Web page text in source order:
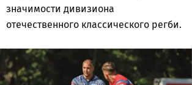
значимости дивизиона
отечественного классического регби.